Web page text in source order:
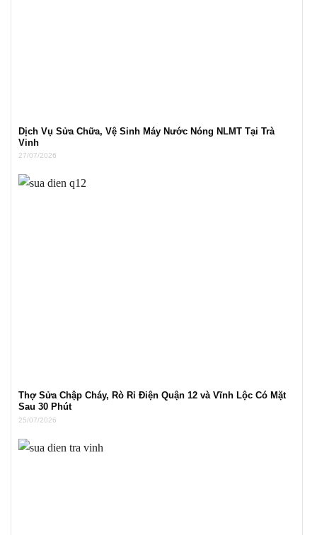
Dịch Vụ Sửa Chữa, Vệ Sinh Máy Nước Nóng NLMT Tại Trà
Vinh
27/07/2026
Thợ Sửa Chập Cháy, Rò Rỉ Điện Quận 12 và Vĩnh Lộc Có Mặt
Sau 30 Phút
25/07/2026